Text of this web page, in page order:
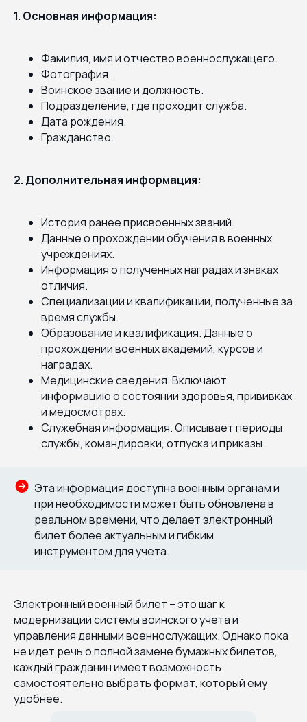
1. Основная информация:
Фамилия, имя и отчество военнослужащего.
Фотография.
Воинское звание и должность.
Подразделение, где проходит служба.
Дата рождения.
Гражданство.
2. Дополнительная информация:
История ранее присвоенных званий.
Данные о прохождении обучения в военных
учреждениях.
Информация о полученных наградах и знаках
отличия.
Специализации и квалификации, полученные за
время службы.
Образование и квалификация. Данные о
прохождении военных академий, курсов и
наградах.
Медицинские сведения. Включают
информацию о состоянии здоровья, прививках
и медосмотрах.
Служебная информация. Описывает периоды
службы, командировки, отпуска и приказы.
Эта информация доступна военным органам и
при необходимости может быть обновлена в
реальном времени, что делает электронный
билет более актуальным и гибким
инструментом для учета.
Электронный военный билет – это шаг к
модернизации системы воинского учета и
управления данными военнослужащих. Однако пока
не идет речь о полной замене бумажных билетов,
каждый гражданин имеет возможность
самостоятельно выбрать формат, который ему
удобнее.